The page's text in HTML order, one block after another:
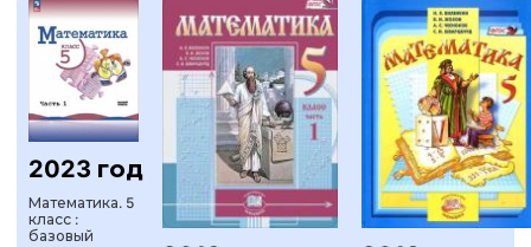
2023 год
Математика. 5
класс :
базовый